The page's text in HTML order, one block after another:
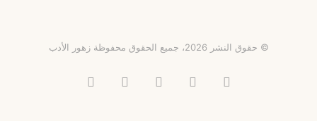
© حقوق النشر 2026، جميع الحقوق محفوظة زهور الأدب
فيسبوك انستقرامتيلقرام